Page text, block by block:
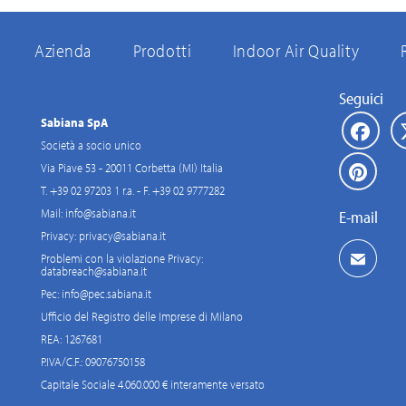
Azienda Prodotti Indoor Air Quality
Sabiana SpA
Società a socio unico
Via Piave 53 - 20011 Corbetta (MI) Italia
T. +39 02 97203 1 r.a. - F. +39 02 9777282
Mail: info@sabiana.it
Privacy: privacy@sabiana.it
Problemi con la violazione Privacy:
databreach@sabiana.it
Pec: info@pec.sabiana.it
Ufficio del Registro delle Imprese di Milano
REA: 1267681
P.IVA/C.F.: 09076750158
Capitale Sociale 4.060.000 € interamente versato
Seguici
E-mail